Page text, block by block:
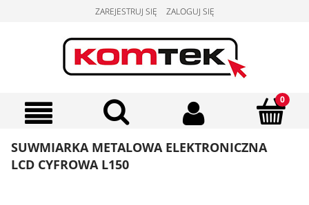
ZAREJESTRUJ SIĘ ZALOGUJ SIĘ
SUWMIARKA METALOWA ELEKTRONICZNA
LCD CYFROWA L150